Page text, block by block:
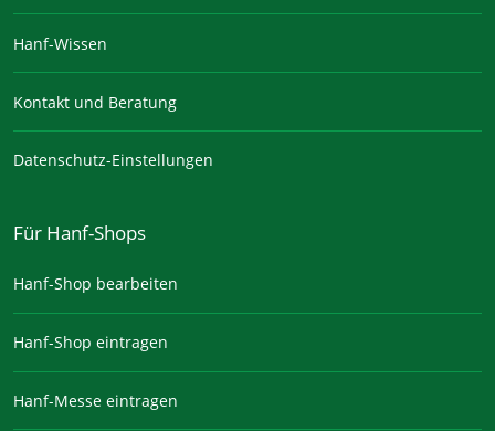
Hanf-Wissen
Kontakt und Beratung
Datenschutz-Einstellungen
Für Hanf-Shops
Hanf-Shop bearbeiten
Hanf-Shop eintragen
Hanf-Messe eintragen